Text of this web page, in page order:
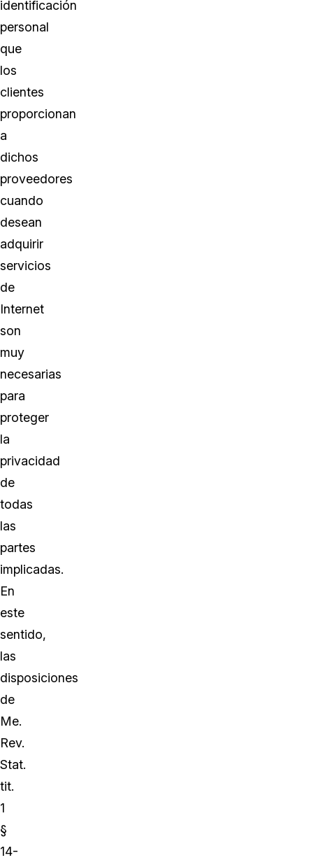
identificación
personal
que
los
clientes
proporcionan
a
dichos
proveedores
cuando
desean
adquirir
servicios
de
Internet
son
muy
necesarias
para
proteger
la
privacidad
de
todas
las
partes
implicadas.
En
este
sentido,
las
disposiciones
de
Me.
Rev.
Stat.
tit.
1
§
14-